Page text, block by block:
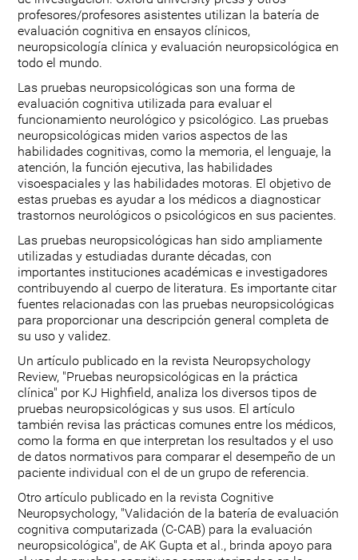
profesores/profesores asistentes utilizan la batería de
evaluación cognitiva en ensayos clínicos,
neuropsicología clínica y evaluación neuropsicológica en
todo el mundo.
Las pruebas neuropsicológicas son una forma de
evaluación cognitiva utilizada para evaluar el
funcionamiento neurológico y psicológico. Las pruebas
neuropsicológicas miden varios aspectos de las
habilidades cognitivas, como la memoria, el lenguaje, la
atención, la función ejecutiva, las habilidades
visoespaciales y las habilidades motoras. El objetivo de
estas pruebas es ayudar a los médicos a diagnosticar
trastornos neurológicos o psicológicos en sus pacientes.
Las pruebas neuropsicológicas han sido ampliamente
utilizadas y estudiadas durante décadas, con
importantes instituciones académicas e investigadores
contribuyendo al cuerpo de literatura. Es importante citar
fuentes relacionadas con las pruebas neuropsicológicas
para proporcionar una descripción general completa de
su uso y validez.
Un artículo publicado en la revista Neuropsychology
Review, "Pruebas neuropsicológicas en la práctica
clínica" por KJ Highfield, analiza los diversos tipos de
pruebas neuropsicológicas y sus usos. El artículo
también revisa las prácticas comunes entre los médicos,
como la forma en que interpretan los resultados y el uso
de datos normativos para comparar el desempeño de un
paciente individual con el de un grupo de referencia.
Otro artículo publicado en la revista Cognitive
Neuropsychology, "Validación de la batería de evaluación
cognitiva computarizada (C-CAB) para la evaluación
neuropsicológica", de AK Gupta et al., brinda apoyo para